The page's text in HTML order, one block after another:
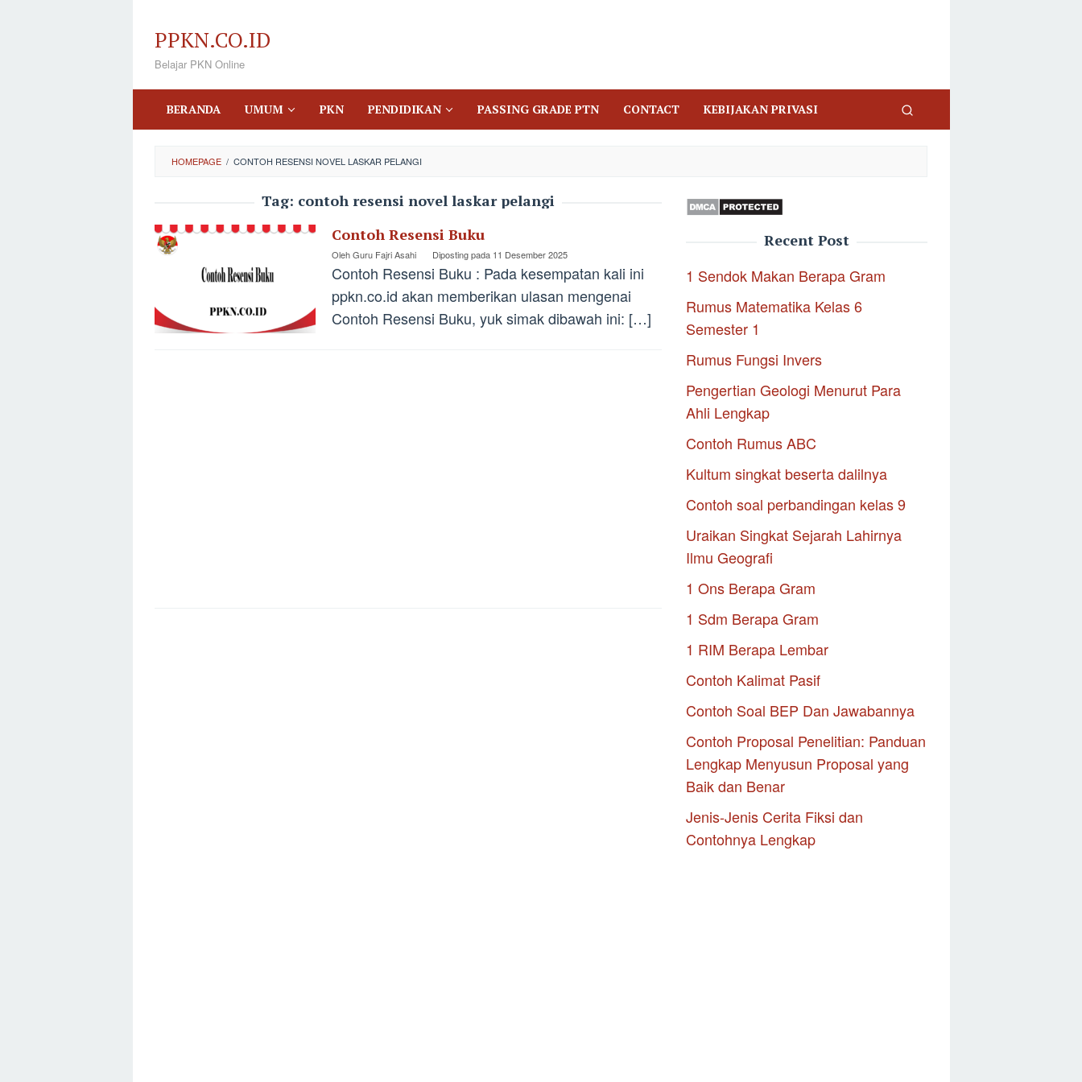
konten
PPKN.CO.ID
Belajar PKN Online
BERANDA UMUM PKN PENDIDIKAN PASSING GRADE PTN CONTACT KEBIJAKAN PRIVASI
HOMEPAGE / CONTOH RESENSI NOVEL LASKAR PELANGI
Tag: contoh resensi novel laskar pelangi
Contoh Resensi Buku
OlehGuru Fajri Asahi Diposting pada 11 Desember 2025
Contoh Resensi Buku : Pada kesempatan kali ini
ppkn.co.id akan memberikan ulasan mengenai
Contoh Resensi Buku, yuk simak dibawah ini: […]
Recent Post
1 Sendok Makan Berapa Gram
Rumus Matematika Kelas 6
Semester 1
Rumus Fungsi Invers
Pengertian Geologi Menurut Para
Ahli Lengkap
Contoh Rumus ABC
Kultum singkat beserta dalilnya
Contoh soal perbandingan kelas 9
Uraikan Singkat Sejarah Lahirnya
Ilmu Geografi
1 Ons Berapa Gram
1 Sdm Berapa Gram
1 RIM Berapa Lembar
Contoh Kalimat Pasif
Contoh Soal BEP Dan Jawabannya
Contoh Proposal Penelitian: Panduan
Lengkap Menyusun Proposal yang
Baik dan Benar
Jenis-Jenis Cerita Fiksi dan
Contohnya Lengkap